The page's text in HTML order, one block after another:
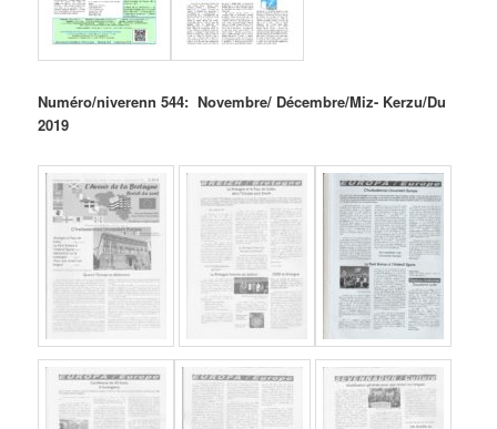
Numéro/niverenn 544: Novembre/ Décembre/Miz- Kerzu/Du
2019